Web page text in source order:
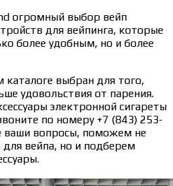
огромный выбор вейп
для вейпинга, которые
более удобным, но и более
выбран для того,
удовольствия от парения.
электронной сигареты
по номеру +7 (843) 253-
ваши вопросы, поможем не
вейпа, но и подберем